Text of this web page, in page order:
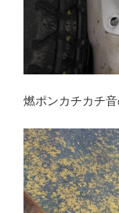
燃ポンカチカチ